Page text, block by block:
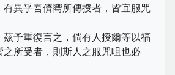
有異乎吾儕嚮所傳授者，皆宜服咒
茲予重復言之，倘有人授爾等以福
之所受者，則斯人之服咒咀也必